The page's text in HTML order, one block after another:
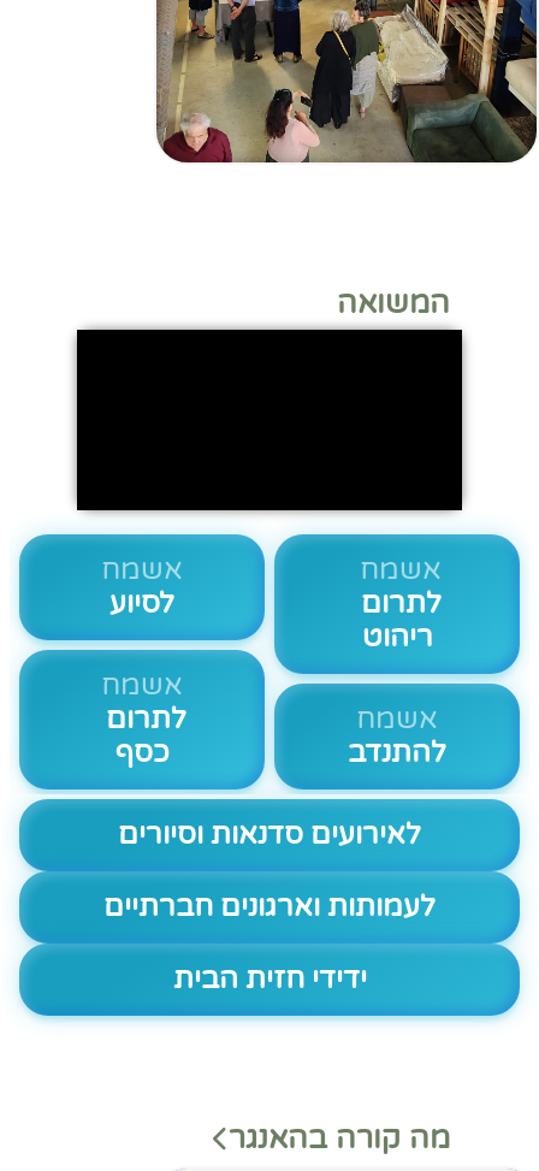
המשואה
אשמח
לתרום
ריהוט
אשמח
להתנדב
אשמח
לסיוע
אשמח
לתרום
כסף
לאירועים סדנאות וסיורים
לעמותות וארגונים חברתיים
ידידי חזית הבית
מה קורה בהאנגר